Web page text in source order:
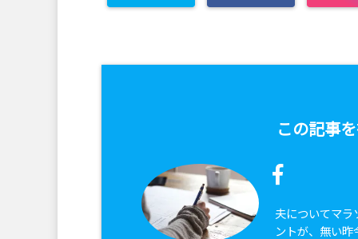
この記事
夫についてマラ
ントが、無い昨